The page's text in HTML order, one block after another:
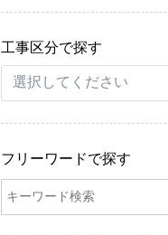
工事区分で探す
フリーワードで探す